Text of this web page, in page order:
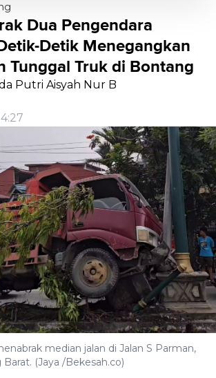
Dua Pengendara
Detik Menegangkan
Tunggal Truk di Bontang
Putri Aisyah Nur B
median jalan di Jalan S Parman,
(Jaya /Bekesah.co)